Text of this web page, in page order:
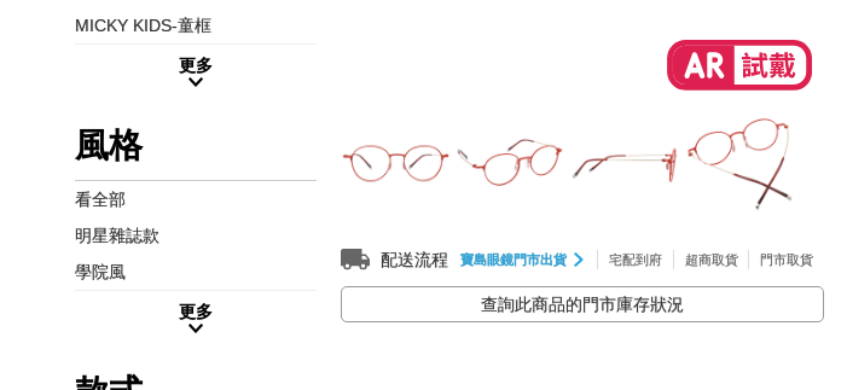
MICKY KIDS-童框
更多
風格
看全部
明星雜誌款
學院風
更多
配送流程 寶島眼鏡門市出貨 宅配到府 超商取貨 門市取貨
查詢此商品的門市庫存狀況